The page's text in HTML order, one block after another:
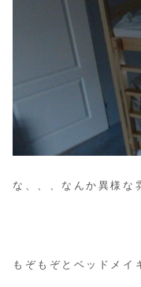
な、、、なんか異様な
もぞもぞとベッドメイ